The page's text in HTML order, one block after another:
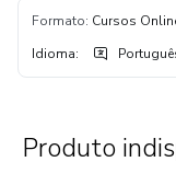
Formato: Cursos
Idioma:
Produto